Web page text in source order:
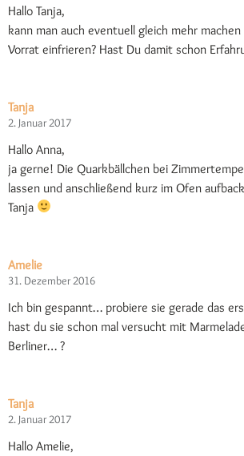
Hallo Tanja,
kann man auch eventuell gleich mehr
Vorrat einfrieren? Hast Du damit schon
Tanja
2. Januar 2017
Hallo Anna,
ja gerne! Die Quarkbällchen bei
lassen und anschließend kurz im Ofen
Tanja
Amelie
31. Dezember 2016
Ich bin gespannt… probiere sie gerade das
hast du sie schon mal versucht mit
Berliner… ?
Tanja
2. Januar 2017
Hallo Amelie,